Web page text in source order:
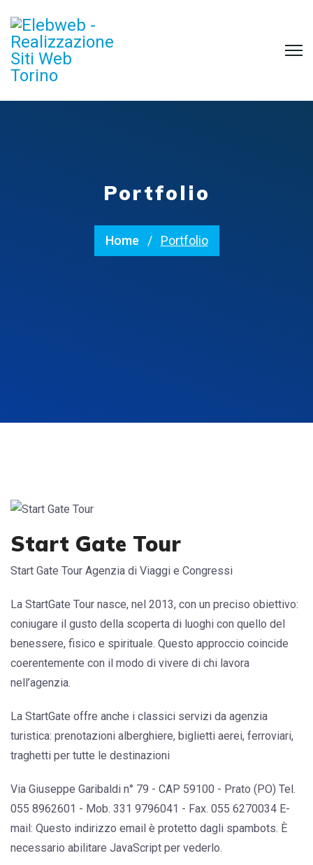
Portfolio
Home Portfolio
Start Gate Tour
Start Gate Tour Agenzia di Viaggi e Congressi
La StartGate Tour nasce, nel 2013, con un preciso obiettivo:
coniugare il gusto della scoperta di luoghi con quello del
benessere, fisico e spirituale. Questo approccio coincide
coerentemente con il modo di vivere di chi lavora
nell’agenzia.
La StartGate offre anche i classici servizi da agenzia
turistica: prenotazioni alberghiere, biglietti aerei, ferroviari,
traghetti per tutte le destinazioni
Via Giuseppe Garibaldi n° 79 - CAP 59100 - Prato (PO) Tel.
055 8962601 - Mob. 331 9796041 - Fax. 055 6270034 E-
mail: Questo indirizzo email è protetto dagli spambots. È
necessario abilitare JavaScript per vederlo.